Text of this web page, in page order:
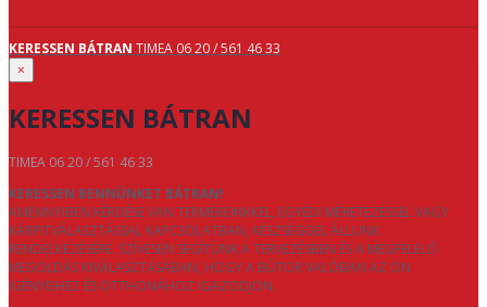
KERESSEN BÁTRAN TIMEA 06 20 / 561 46 33
×
KERESSEN BÁTRAN
TIMEA 06 20 / 561 46 33
KERESSEN BENNÜNKET BÁTRAN!
AMENNYIBEN KÉRDÉSE VAN TERMÉKEINKKEL, EGYEDI MÉRETEZÉSSEL VAGY
KÁRPITVÁLASZTÁSSAL KAPCSOLATBAN, KÉSZSÉGGEL ÁLLUNK
RENDELKEZÉSÉRE. SZÍVESEN SEGÍTÜNK A TERVEZÉSBEN ÉS A MEGFELELŐ
MEGOLDÁS KIVÁLASZTÁSÁBAN, HOGY A BÚTOR VALÓBAN AZ ÖN
IGÉNYEIHEZ ÉS OTTHONÁHOZ IGAZODJON.